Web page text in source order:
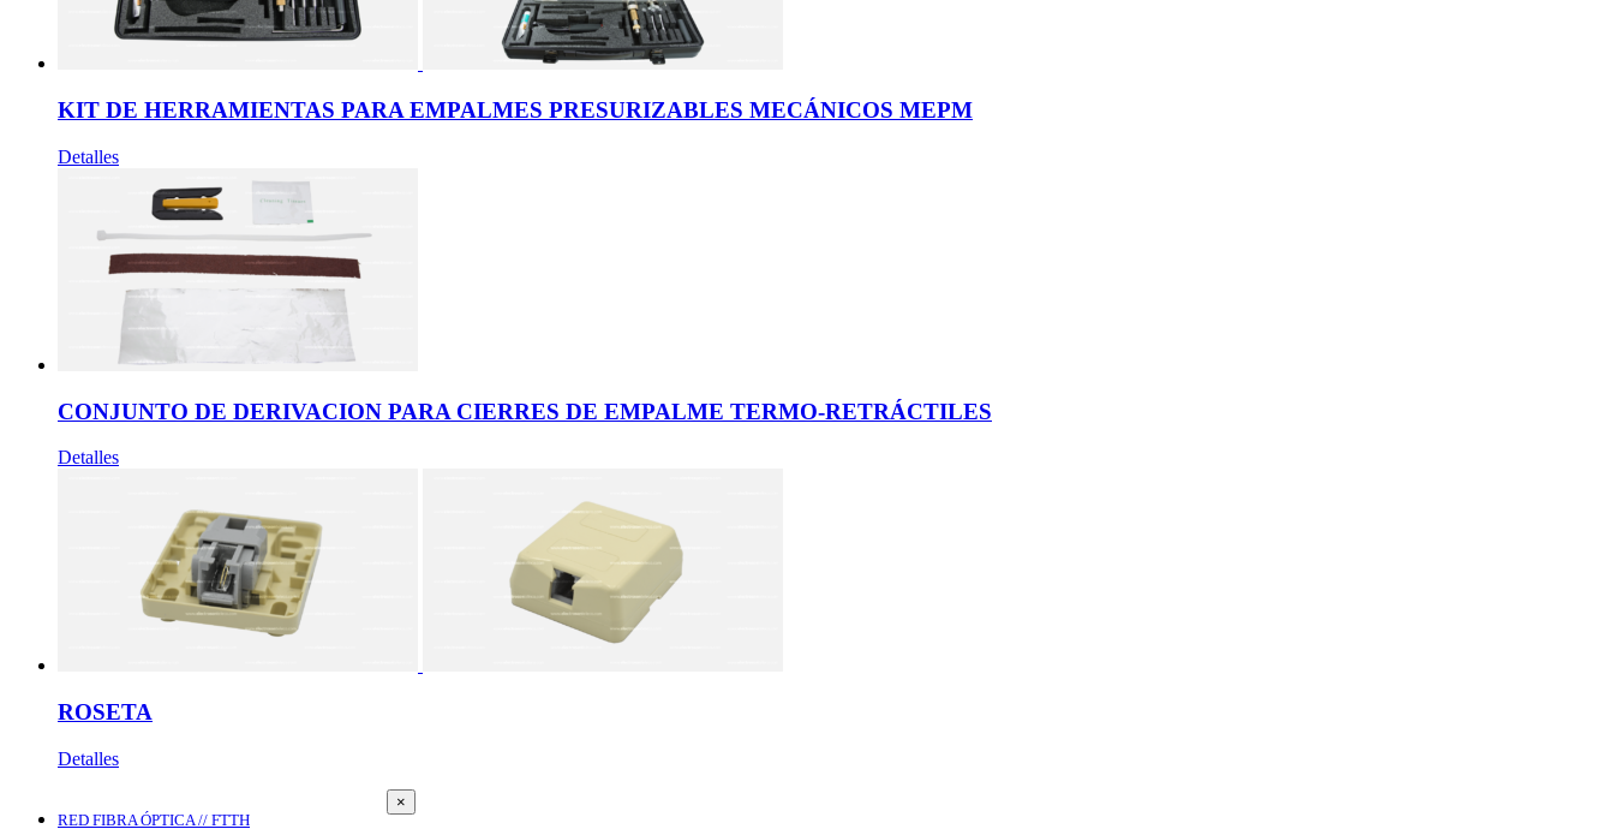
KIT DE HERRAMIENTAS PARA EMPALMES PRESURIZABLES MECÁNICOS MEPM
Detalles
CONJUNTO DE DERIVACION PARA CIERRES DE EMPALME TERMO-RETRÁCTILES
Detalles
ROSETA
Detalles
RED FIBRA ÓPTICA // FTTH
Close
product
×